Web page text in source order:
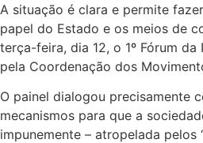
A situação é clara e permite
papel do Estado e os meios de
terça-feira, dia 12, o 1º Fórum
pela Coordenação dos
O painel dialogou precisamente
mecanismos para que a
impunemente – atropelada pelos